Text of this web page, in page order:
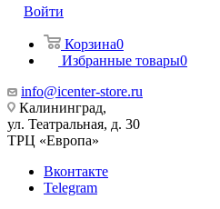
Войти
Корзина0
Избранные товары0
info@icenter-store.ru
Калининград,
ул. Театральная, д. 30
ТРЦ «Европа»
Вконтакте
Telegram